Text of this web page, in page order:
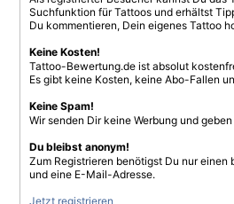
Suchfunktion für Tattoos und erhältst
Du kommentieren, Dein eigenes Tattoo
Keine Kosten!
Tattoo-Bewertung.de ist absolut
Es gibt keine Kosten, keine Abo-Fallen
Keine Spam!
Wir senden Dir keine Werbung und
Du bleibst anonym!
Zum Registrieren benötigst Du nur einen
und eine E-Mail-Adresse.
Jetzt registrieren